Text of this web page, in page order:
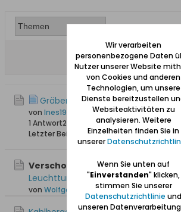
Gräber Löwner & Wellm // Piaski/
von Ines1980
1 Antwort2.712 Hits 0 Likes
Letzter Beitrag
16.08.2025, 07:18
Verschoben:
Rätsel: Was und wo
Leuchtturm Kahlberg)
von Wolfgang
Wir verarbeiten
personenbezogene Daten
Nutzer unserer Website
von Cookies und anderen
Technologien, um unsere
Dienste bereitzustellen
Websiteaktivitäten zu
analysieren. Weitere
Einzelheiten finden Sie in
unserer
Wenn Sie unten auf
"Einverstanden" klicken,
stimmen Sie unserer
Datenschutzrichtlinie und
unseren